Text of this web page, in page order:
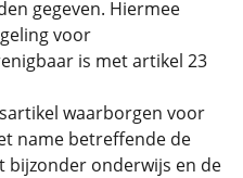
gegeven. Hiermee
voor
is met artikel 23
waarborgen voor
name betreffende de
bijzonder onderwijs en de